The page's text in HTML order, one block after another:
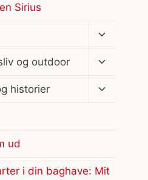
Sirius
Skift
og outdoor
Skift
historier
Skift
ud
i din baghave: Mit